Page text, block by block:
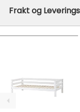
Frakt og
Denne varen
Gratis frakt!
gjelder
Ekspressfrakt